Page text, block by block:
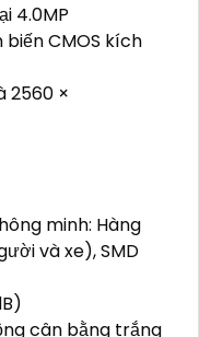
4.0MP
biến CMOS kích
2560 ×
minh: Hàng
và xe), SMD
cân bằng trắng